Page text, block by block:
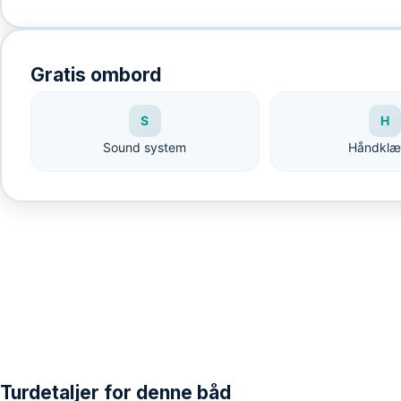
Gratis ombord
S
Sound system
H
Turdetaljer for denne båd